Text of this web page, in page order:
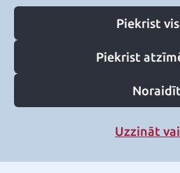
Piekrist
Piekrist
Noraidīt
Uzzināt